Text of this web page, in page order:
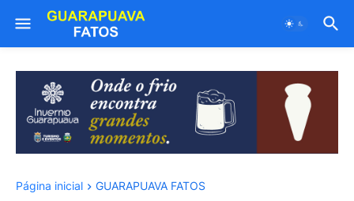
Página inicial GUARAPUAVA FATOS